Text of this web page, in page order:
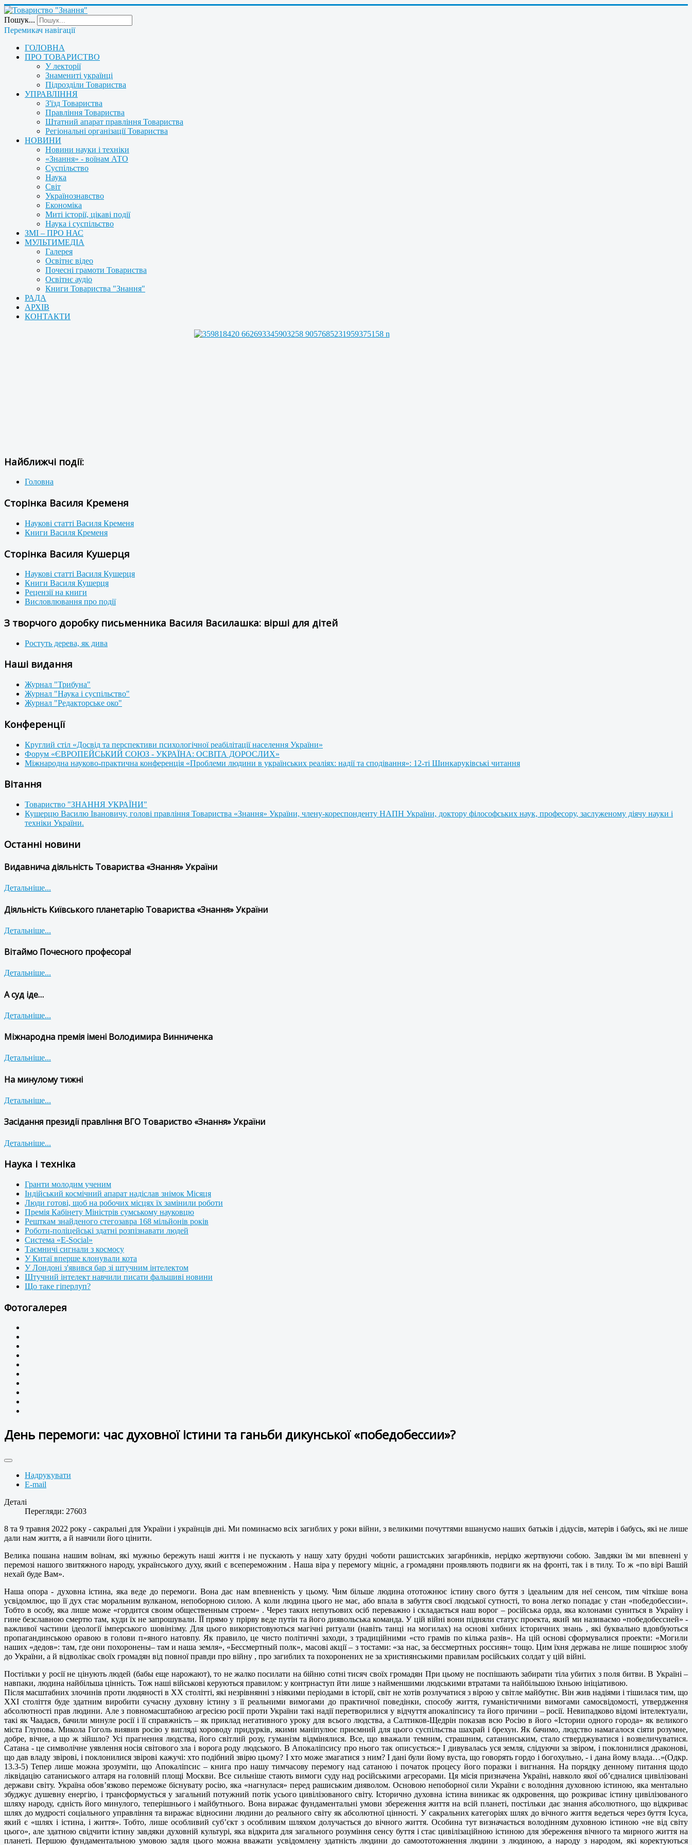
Пошук...
Перемикач навігації
ГОЛОВНА
ПРО ТОВАРИСТВО
У лекторії
Знамениті українці
Підрозділи Товариства
УПРАВЛІННЯ
З'їзд Товариства
Правління Товариства
Штатний апарат правління Товариства
Регіональні організації Товариства
НОВИНИ
Новини науки і техніки
«Знання» - воїнам АТО
Суспільство
Наука
Світ
Українознавство
Економіка
Миті історії, цікаві події
Наука і суспільство
ЗМІ – ПРО НАС
МУЛЬТИМЕДІА
Галерея
Освітнє відео
Почесні грамоти Товариства
Освітнє аудіо
Книги Товариства "Знання"
РАДА
АРХІВ
КОНТАКТИ
Найближчі події:
Головна
Сторінка Василя Кременя
Наукові статті Василя Кременя
Книги Василя Кременя
Сторінка Василя Кушерця
Наукові статті Василя Кушерця
Книги Василя Кушерця
Рецензії на книги
Висловлювання про події
З творчого доробку письменника Василя Василашка: вірші для дітей
Ростуть дерева, як дива
Наші видання
Журнал "Трибуна"
Журнал "Наука і суспільство"
Журнал "Редакторське око"
Конференції
Круглий стіл «Досвід та перспективи психологічної реабілітації населення України»
Форум «ЄВРОПЕЙСЬКИЙ СОЮЗ - УКРАЇНА: ОСВІТА ДОРОСЛИХ»
Міжнародна науково-практична конференція «Проблеми людини в українських реаліях: надії та сподівання»: 12-ті Шинкаруківські читання
Вітання
Товариство "ЗНАННЯ УКРАЇНИ"
Кушерцю Василю Івановичу, голові правління Товариства «Знання» України, члену-кореспонденту НАПН України, доктору філософських наук, професору, заслуженому діячу науки і
техніки України.
Останні новини
Видавнича діяльність Товариства «Знання» України
Детальніше...
Діяльність Київського планетарію Товариства «Знання» України
Детальніше...
Вітаймо Почесного професора!
Детальніше...
А суд іде…
Детальніше...
Міжнародна премія імені Володимира Винниченка
Детальніше...
На минулому тижні
Детальніше...
Засідання президії правління ВГО Товариство «Знання» України
Детальніше...
Наука і техніка
Гранти молодим ученим
Індійський космічний апарат надіслав знімок Місяця
Люди готові, щоб на робочих місцях їх замінили роботи
Премія Кабінету Міністрів сумському науковцю
Решткам знайденого стегозавра 168 мільйонів років
Роботи-поліцейські здатні розпізнавати людей
Система «E-Social»
Таємничі сигнали з космосу
У Китаї вперше клонували кота
У Лондоні з'явився бар зі штучним інтелектом
Штучний інтелект навчили писати фальшиві новини
Що таке гіперлуп?
Фотогалерея
День перемоги: час духовної істини та ганьби дикунської «победобессии»?
Надрукувати
E-mail
Деталі
Перегляди: 27603
8 та 9 травня 2022 року - сакральні для України і українців дні. Ми поминаємо всіх загиблих у роки війни, з великими почуттями вшануємо наших батьків і дідусів, матерів і бабусь, які не лише
дали нам життя, а й навчили його цінити.
Велика пошана нашим воїнам, які мужньо бережуть наші життя і не пускають у нашу хату брудні чоботи рашистських загарбників, нерідко жертвуючи собою. Завдяки їм ми впевнені у
перемозі нашого звитяжного народу, українського духу, який є всепереможним . Наша віра у перемогу міцніє, а громадяни проявляють подвиги як на фронті, так і в тилу. То ж «по вірі Вашій
нехай буде Вам».
Наша опора - духовна істина, яка веде до перемоги. Вона дає нам впевненість у цьому. Чим більше людина ототожнює істину свого буття з ідеальним для неї сенсом, тим чіткіше вона
усвідомлює, що її дух стає моральним вулканом, непоборною силою. А коли людина цього не має, або впала в забуття своєї людської сутності, то вона легко попадає у стан «победобессии».
Тобто в особу, яка лише може «гордится своим общественным строем» . Через таких непутьових осіб переважно і складається наш ворог – російська орда, яка колонами суниться в Україну і
гине безславною смертю там, куди їх не запрошували. ЇЇ прямо у прірву веде путін та його диявольська команда. У цій війні вони підняли статус проекта, який ми називаємо «победобессией» -
важливої частини ідеології імперського шовінізму. Для цього використовуються магічні ритуали (навіть танці на могилах) на основі хибних історичних знань , які буквально вдовбуються
пропагандинською оравою в голови п»яного натовпу. Як правило, це чисто політичні заходи, з традиційними «сто грамів по кілька разів». На цій основі сформувалися проекти: «Могили
наших «дедов»: там, где они похоронены– там и наша земля», «Бессмертный полк», масові акції – з тостами: «за нас, за бессмертных россиян» тощо. Цим їхня держава не лише поширює злобу
до України, а й відволікає своїх громадян від повної правди про війну , про загиблих та похоронених не за християнськими правилам російських солдат у цій війні.
Постільки у росії не цінують людей (бабы еще нарожают), то не жалко посилати на бійню сотні тисяч своїх громадян При цьому не поспішають забирати тіла убитих з поля битви. В Україні –
навпаки, людина найбільша цінність. Тож наші військові керуються правилом: у контрнаступ йти лише з найменшими людськими втратами та найбільшою їхньою ініціативою.
Після масштабних злочинів проти людяності в ХХ столітті, які незрівнянні з ніякими періодами в історії, світ не хотів розлучатися з вірою у світле майбутнє. Він жив надіями і тішилася тим, що
ХХІ століття буде здатним виробити сучасну духовну істину з її реальними вимогами до практичної поведінки, способу життя, гуманістичними вимогами самосвідомості, утвердження
абсолютності прав людини. Але з повномасштабною агресією росії проти України такі надії перетворилися у відчуття апокаліпсису та його причини – росії. Невипадково відомі інтелектуали,
такі як Чаадаєв, бачили минуле росії і її справжність – як приклад негативного уроку для всього людства, а Салтиков-Щедрін показав всю Росію в його «Істории одного города» як великого
міста Глупова. Микола Гоголь виявив росію у вигляді хороводу придурків, якими маніпулює приємний для цього суспільства шахрай і брехун. Як бачимо, людство намагалося сіяти розумне,
добре, вічне, а що ж зійшло? Усі прагнення людства, його світлий розу, гуманізм відмінялися. Все, що вважали темним, страшним, сатанинським, стало стверджуватися і возвеличуватися.
Сатана - це символічне уявлення носія світового зла і ворога роду людського. В Апокаліпсису про нього так описується:» І дивувалась уся земля, слідуючи за звіром, і поклонилися драконові,
що дав владу звірові, і поклонилися звірові кажучі: хто подібний звірю цьому? І хто може змагатися з ним? І дані були йому вуста, що говорять гордо і богохульно, - і дана йому влада…»(Одкр.
13.3-5) Тепер лише можна зрозуміти, що Апокаліпсис – книга про нашу тимчасову перемогу над сатаною і початок процесу його поразки і вигнання. На порядку денному питання щодо
ліквідацію сатаниського алтаря на головній площі Москви. Все сильніше стають вимоги суду над російськими агресорами. Ця місія призначена Україні, навколо якої об’єдналися цивілізовані
держави світу. Україна обов’язково переможе біснувату росію, яка «нагнулася» перед рашиським дияволом. Основою непоборної сили України є володіння духовною істиною, яка ментально
збуджує душевну енергію, і трансформується у загальний потужний потік усього цивілізованого світу. Історично духовна істина виникає як одкровення, що розкриває істину цивілізованого
шляху народу, єдність його минулого, теперішнього і майбутнього. Вона виражає фундаментальні умови збереження життя на всій планеті, постільки дає знання абсолютного, що відкриває
шлях до мудрості соціального управління та виражає відносини людини до реального світу як абсолютної цінності. У сакральних категоріях шлях до вічного життя ведеться через буття Ісуса,
який є «шлях і істина, і життя». Тобто, лише особливий суб’єкт з особливим шляхом долучається до вічного життя. Особина тут визначається володінням духовною істиною «не від світу
цього», але здатною свідчити істину завдяки духовній культурі, яка відкрита для загального розуміння сенсу буття і стає цивілізаційною істиною для збереження вічного та мирного життя на
планеті. Першою фундаментальною умовою задля цього можна вважати усвідомлену здатність людини до самоототожнення людини з людиною, а народу з народом, які коректуються